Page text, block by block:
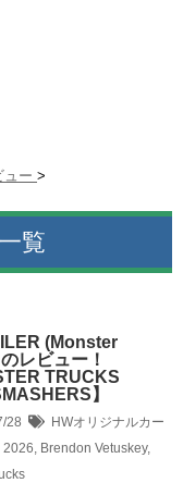
ュー >
覧
(Monster
レビュー！
TRUCKS
】
28
HWオリジナルカー
2026, Brendon Vetuskey,